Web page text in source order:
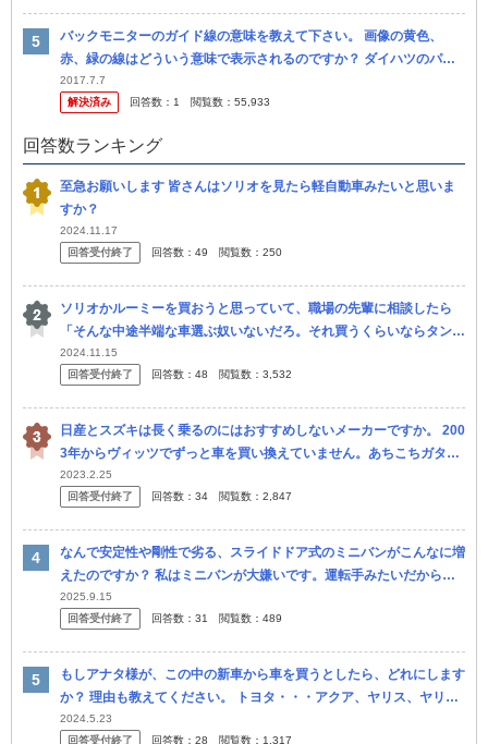
バックモニターのガイド線の意味を教えて下さい。 画像の黄色、
赤、緑の線はどういう意味で表示されるのですか？ ダイハツのパノ
ラマモニターやスズキの全方位ナビ、ほかのメーカーもありますが、
その中で...
2017.7.7
解決済み
回答数： 1 閲覧数： 55,933
回答数ランキング
至急お願いします 皆さんはソリオを見たら軽自動車みたいと思いま
すか？
2024.11.17
回答受付終了
回答数： 49 閲覧数： 250
ソリオかルーミーを買おうと思っていて、職場の先輩に相談したら
「そんな中途半端な車選ぶ奴いないだろ。それ買うくらいならタント
やスペーシアを買えよ。使い勝手変わらないから。」と言われまし
た。 「軽自...
2024.11.15
回答受付終了
回答数： 48 閲覧数： 3,532
日産とスズキは長く乗るのにはおすすめしないメーカーですか。 200
3年からヴィッツでずっと車を買い換えていません。あちこちガタも
きているので、今のヴィッツを廃車にして、新車を買おうと思ってい
ます。 夫
2023.2.25
回答受付終了
回答数： 34 閲覧数： 2,847
なんで安定性や剛性で劣る、スライドドア式のミニバンがこんなに増
えたのですか？ 私はミニバンが大嫌いです。運転手みたいだからで
す。 乗って走りが楽しめません。 一人で大きなトヨタアルファード
を乗り...
2025.9.15
回答受付終了
回答数： 31 閲覧数： 489
もしアナタ様が、この中の新車から車を買うとしたら、どれにします
か？ 理由も教えてください。 トヨタ・・・アクア、ヤリス、ヤリス
クロス、ルーミー、パッソ、ライズ。 日産・・・・ノート、ノート
2024.5.23
回答受付終了
回答数： 28 閲覧数： 1,317